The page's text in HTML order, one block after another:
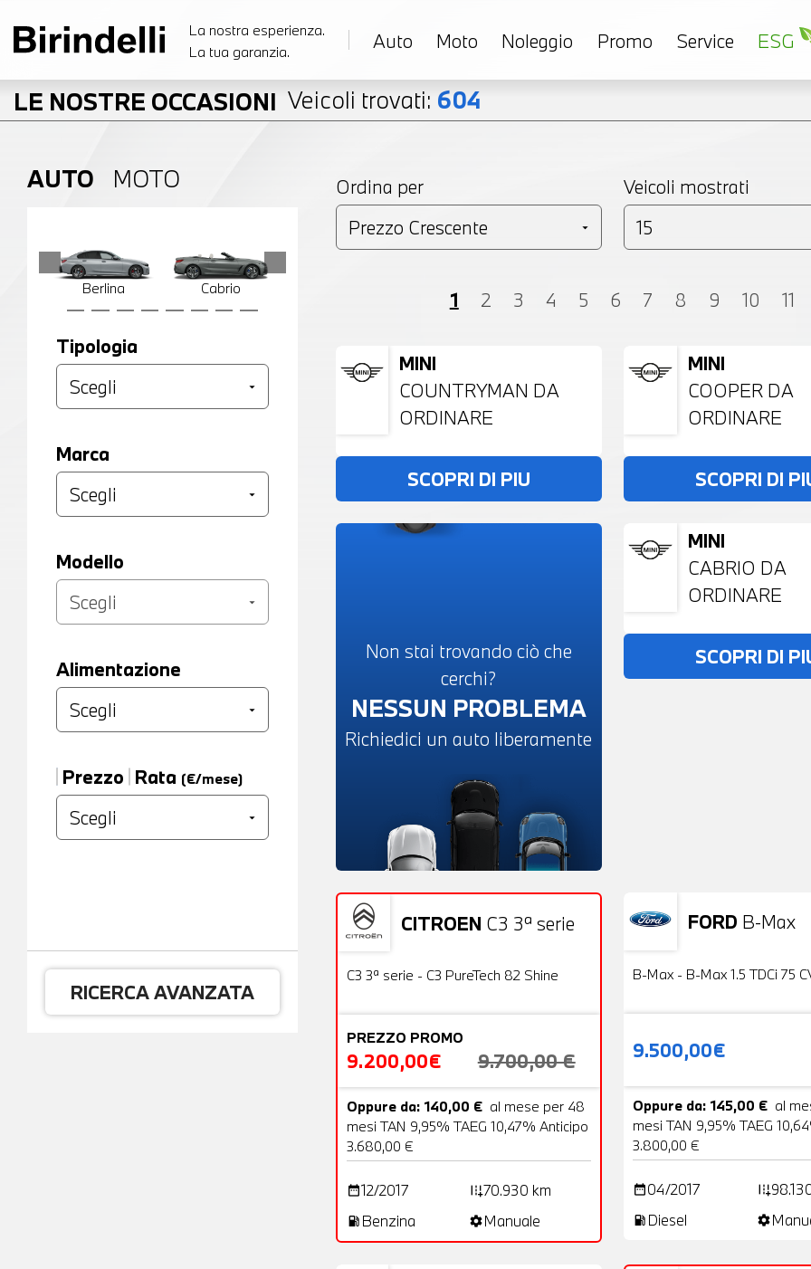
La nostra esperienza.
La tua garanzia.
Auto Moto Noleggio Promo Service ESG
LE NOSTRE OCCASIONI Veicoli trovati: 604
AUTO MOTO
Berlina Cabrio Coupé SUV
Tipologia
Marca
Modello
Alimentazione
Prezzo Rata (€/mese)
RICERCA AVANZATA
Ordina per Veicoli mostrati
1 2 3 4 5 6 7 8 9 10 11
MINI
COUNTRYMAN DA
ORDINARE
SCOPRI DI PIU
MINI
COOPER DA
ORDINARE
SCOPRI DI
Non stai trovando ciò che
cerchi?
NESSUN PROBLEMA
Richiedici un auto liberamente
MINI
CABRIO DA
ORDINARE
SCOPRI DI
CITROEN C3 3ª serie
OFFERTA
Usato 22 Foto
C3 3ª serie - C3 PureTech 82 Shine
PREZZO PROMO
9.200,00€ 9.700,00 €
Oppure da: 140,00 € al mese per 48
mesi TAN 9,95% TAEG 10,47% Anticipo
3.680,00 €
date_range12/2017 add_road70.930 km
local_gas_station Benzina settingsManuale
FORD B-Max
Usato
B-Max - B-Max 1.5 TDCi 75
9.500,00€
Oppure da: 145,00 € al
mesi TAN 9,95% TAEG
3.800,00 €
date_range04/2017 add_road
local_gas_station Diesel settings